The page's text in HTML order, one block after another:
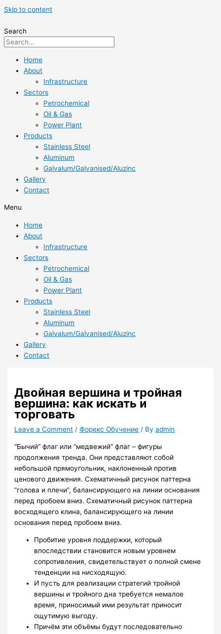
Skip to content
Search
Home
About
Infrastructure
Sectors
Petrochemical
Oil & Gas
Power Plant
Products
Stainless Steel
Aluminum
Galvalum/Galvanised/Aluzinc
Gallery
Contact
Menu
Home
About
Infrastructure
Sectors
Petrochemical
Oil & Gas
Power Plant
Products
Stainless Steel
Aluminum
Galvalum/Galvanised/Aluzinc
Gallery
Contact
Двойная вершина и тройная
вершина: как искать и
торговать
Leave a Comment /Форекс Обучение / Byadmin
“Бычий” флаг или “медвежий” флаг – фигуры
продолжения тренда. Они представляют собой
небольшой прямоугольник, наклоненный против
ценового движения. Схематичный рисунок паттерна
“голова и плечи”, балансирующего на линии основания
перед пробоем вниз. Схематичный рисунок паттерна
восходящего клина, балансирующего на линии
основания перед пробоем вниз.
Пробитие уровня поддержки, который
впоследствии становится новым уровнем
сопротивления, свидетельствует о полной смене
тенденции на нисходящую.
И пусть для реализации стратегий тройной
вершины и тройного дна требуется немалое
время, приносимый ими результат приносит
ощутимую выгоду.
Причём эти объёмы будут последовательно